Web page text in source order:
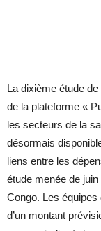
La dixième étude
de la plateforme «
les secteurs de la
désormais
liens entre les
étude menée de
Congo. Les
d’un montant